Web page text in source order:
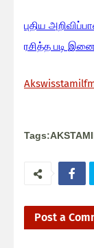
புதிய
ரசித்த படி
Post a